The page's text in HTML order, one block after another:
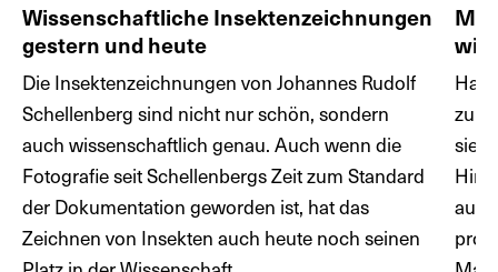
Wissenschaftliche Insektenzeichnungen
gestern und heute
Die Insektenzeichnungen von Johannes Rudolf
Schellenberg sind nicht nur schön, sondern
auch wissenschaftlich genau. Auch wenn die
Fotografie seit Schellenbergs Zeit zum Standard
der Dokumentation geworden ist, hat das
Zeichnen von Insekten auch heute noch seinen
wir
zu
sie